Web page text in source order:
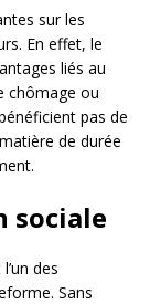
sur les
En effet, le
liés au
chômage ou
pas de
de durée
sociale
des
Sans